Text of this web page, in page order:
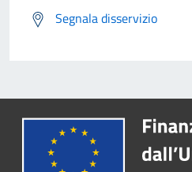
Segnala disservizio